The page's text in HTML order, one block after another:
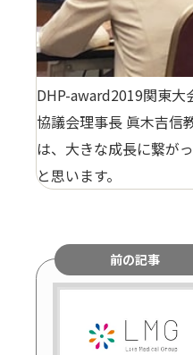
DHP-award2019関東
協議会理事長 眞木吉信
は、大きな成長に繋が
と思います。
前の記事